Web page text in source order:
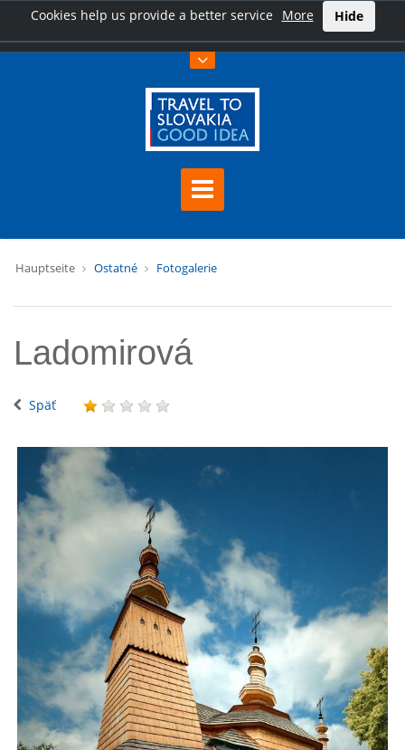
Cookies help us provide a better service More Hide
Hauptseite Ostatné Fotogalerie
Ladomirová
Späť